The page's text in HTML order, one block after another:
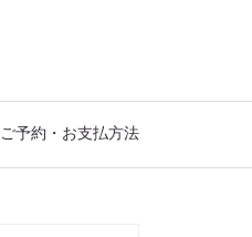
ご予約・お支払方法